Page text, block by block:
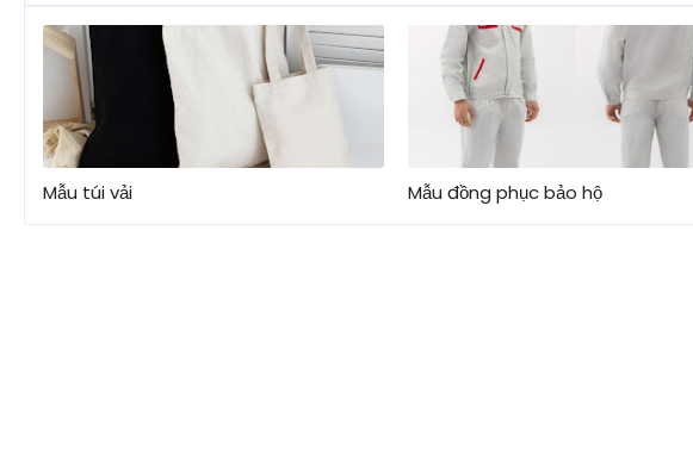
Mẫu túi vải Mẫu đồng phục bảo hộ